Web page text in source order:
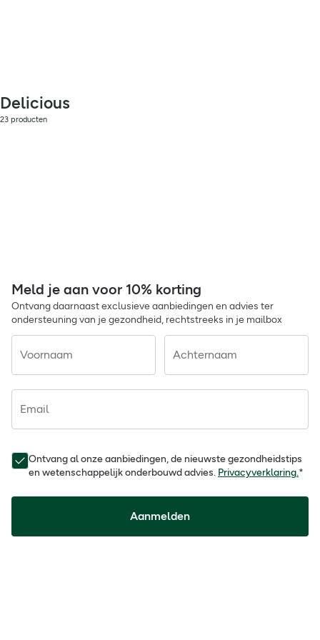
Delicious
23 producten
Meld je aan voor 10% korting
Ontvang daarnaast exclusieve aanbiedingen en advies ter
ondersteuning van je gezondheid, rechtstreeks in je mailbox
Voornaam Achternaam
Email
Ontvang al onze aanbiedingen, de nieuwste gezondheidstips
en wetenschappelijk onderbouwd advies. Privacyverklaring.*
Aanmelden